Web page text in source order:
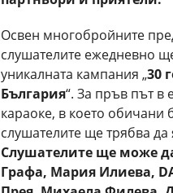
Освен многобройните
слушателите ежедневно
уникалната кампания „30
България“. За пръв път в
караоке, в което обичани
слушателите ще трябва
Слушателите ще може
Графа, Мария Илиева,